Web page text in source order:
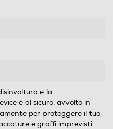
e la
è al sicuro, avvolto in
per proteggere il tuo
e graffi imprevisti.